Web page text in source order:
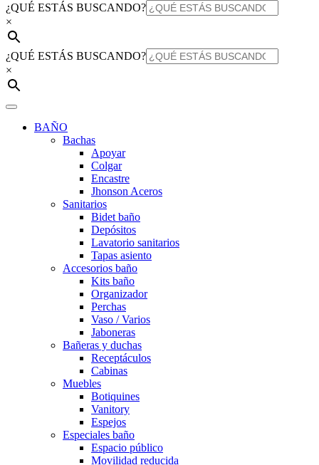
¿QUÉ ESTÁS BUSCANDO?
×
¿QUÉ ESTÁS BUSCANDO?
×
BAÑO
Bachas
Apoyar
Colgar
Encastre
Jhonson Aceros
Sanitarios
Bidet baño
Depósitos
Lavatorio sanitarios
Tapas asiento
Accesorios baño
Kits baño
Organizador
Perchas
Vaso / Varios
Jaboneras
Bañeras y duchas
Receptáculos
Cabinas
Muebles
Botiquines
Vanitory
Espejos
Especiales baño
Espacio público
Movilidad reducida